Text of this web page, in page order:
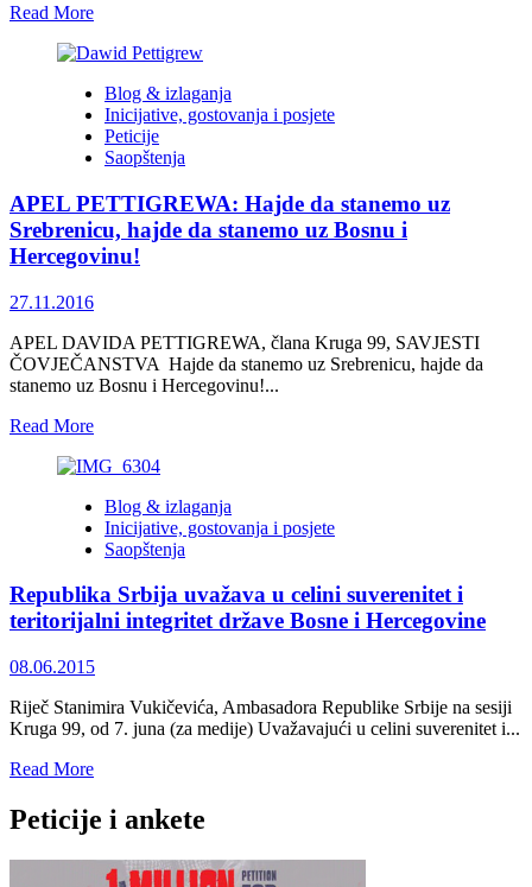
Read MoreRead
about
KRUGA
99
ZA
IZMJENE
DOPUNE
IZBORNOG
ZAKONA
BOSNE
HERCEGOVINE
Blog & izlaganja
Inicijative, gostovanja i posjete
Peticije
Saopštenja
APEL PETTIGREWA: Hajde da stanemo uz
Srebrenicu, hajde da stanemo uz Bosnu i
Hercegovinu!
27.11.2016
APEL DAVIDA PETTIGREWA, člana Kruga 99, SAVJESTI
ČOVJEČANSTVA Hajde da stanemo uz Srebrenicu, hajde da
stanemo uz Bosnu i Hercegovinu!...
Read MoreRead
about
PETTIGREWA:
Hajde
da
uz
Srebrenicu,
da
stanemo
uz
Bosnu
Hercegovinu!
Blog & izlaganja
Inicijative, gostovanja i posjete
Saopštenja
Republika Srbija uvažava u celini suverenitet i
teritorijalni integritet države Bosne i Hercegovine
08.06.2015
Riječ Stanimira Vukičevića, Ambasadora Republike Srbije na sesiji
Kruga 99, od 7. juna (za medije) Uvažavajući u celini suverenitet i...
Read MoreRead
about
Republika
uvažava
Peticije i ankete